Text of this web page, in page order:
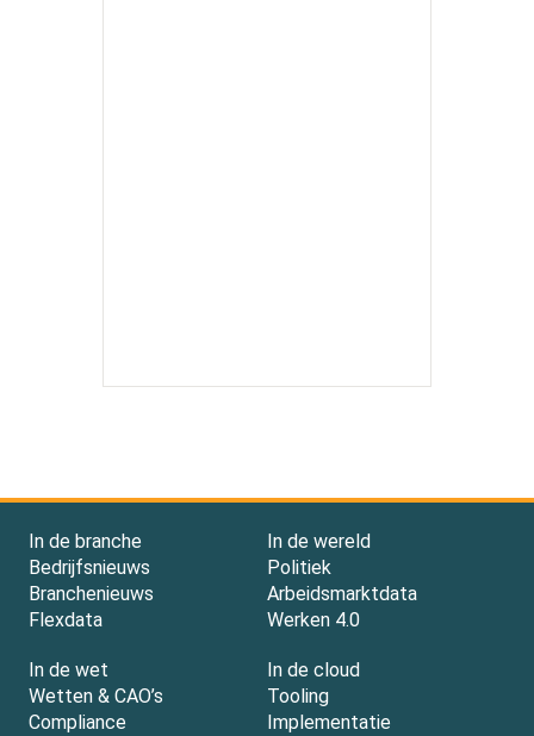
In de branche
Bedrijfsnieuws
Branchenieuws
Flexdata
In de wereld
Politiek
Arbeidsmarktdata
Werken 4.0
In de wet
Wetten & CAO’s
Compliance
In de cloud
Tooling
Implementatie